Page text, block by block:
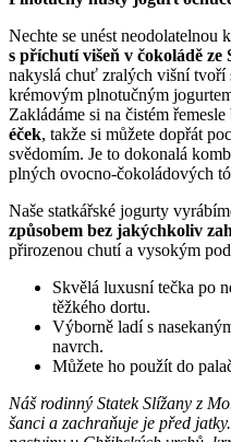
Nechte se unést neodolatelnou
s příchutí višeň v čokoládě ze
nakyslá chuť zralých višní
krémovým plnotučným
Zakládáme si na čistém řemesle
éček, takže si můžete dopřát
svědomím. Je to dokonalá
plných ovocno-čokoládových
Naše statkářské jogurty
způsobem bez jakýchkoliv
přirozenou chutí a vysokým
Skvělá luxusní tečka po
těžkého dortu.
Výborně ladí s
navrch.
Můžete ho použít do
Náš rodinný Statek Slížany z
šanci a zachraňuje je před